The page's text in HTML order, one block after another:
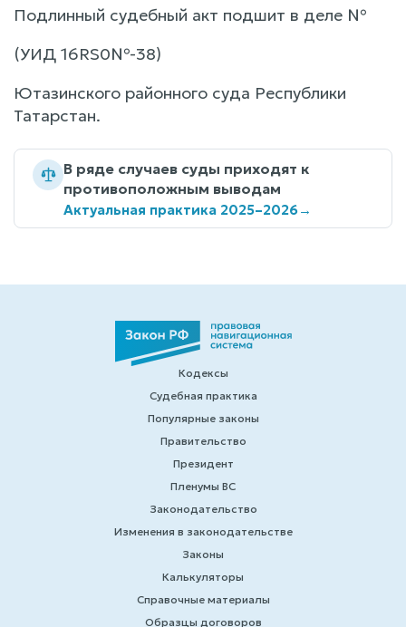
Подлинный судебный акт подшит в деле №
(УИД 16RS0№-38)
Ютазинского районного суда Республики
Татарстан.
В ряде случаев суды приходят к
противоположным выводам
Актуальная практика 2025–2026→
Кодексы
Судебная практика
Популярные законы
Правительство
Президент
Пленумы ВС
Законодательство
Изменения в законодательстве
Законы
Калькуляторы
Справочные материалы
Образцы договоров